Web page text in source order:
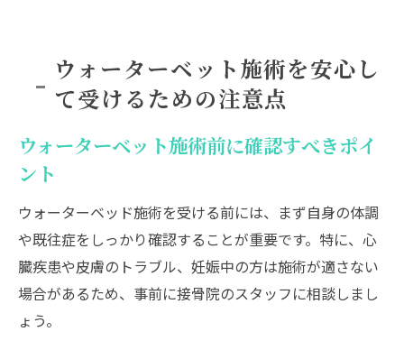
ウォーターベット施術を安心し
て受けるための注意点
ウォーターベット施術前に確認すべきポイ
ント
ウォーターベッド施術を受ける前には、まず自身の体調
や既往症をしっかり確認することが重要です。特に、心
臓疾患や皮膚のトラブル、妊娠中の方は施術が適さない
場合があるため、事前に接骨院のスタッフに相談しまし
ょう。